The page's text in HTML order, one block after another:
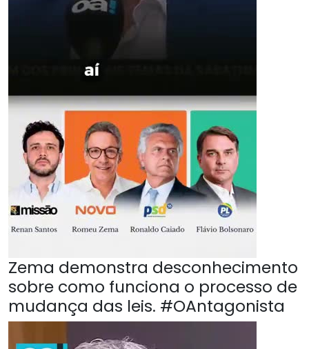
Zema demonstra desconhecimento
sobre como funciona o processo de
mudança das leis. #OAntagonista